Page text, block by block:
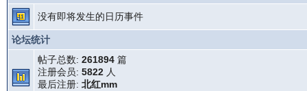
没有即将发生的日历事件
论坛统计
帖子总数: 261894篇
注册会员: 5822人
最后注册: 北红mm